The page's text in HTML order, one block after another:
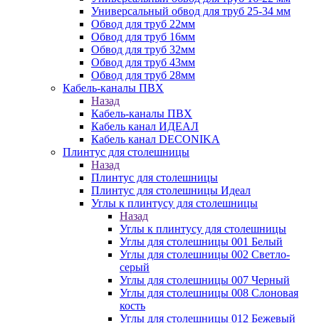
Универсальный обвод для труб 25-34 мм
Обвод для труб 22мм
Обвод для труб 16мм
Обвод для труб 32мм
Обвод для труб 43мм
Обвод для труб 28мм
Кабель-каналы ПВХ
Назад
Кабель-каналы ПВХ
Кабель канал ИДЕАЛ
Кабель канал DECONIKA
Плинтус для столешницы
Назад
Плинтус для столешницы
Плинтус для столешницы Идеал
Углы к плинтусу для столешницы
Назад
Углы к плинтусу для столешницы
Углы для столешницы 001 Белый
Углы для столешницы 002 Светло-
серый
Углы для столешницы 007 Черный
Углы для столешницы 008 Слоновая
кость
Углы для столешницы 012 Бежевый